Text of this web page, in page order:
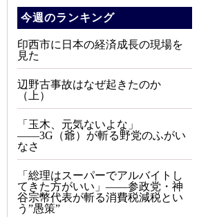
今週のランキング
印西市に日本の経済成長の現場を
見た
辺野古事故はなぜ起きたのか
（上）
「玉木、元気ないよな」
――3G（爺）が斬る野党のふがい
なさ
「総理はスーパーでアルバイトし
てきた方がいい」――参政党・神
谷宗幣代表が斬る消費税減税とい
う”愚策”